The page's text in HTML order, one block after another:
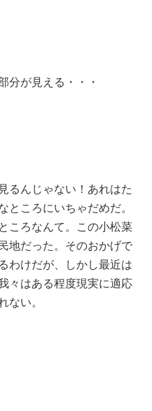
分が見える・・・
るんじゃない！あれはた
ところにいちゃだめだ。
ころなんて。この小松菜
地だった。そのおかげで
わけだが、しかし最近は
々はある程度現実に適応
ない。